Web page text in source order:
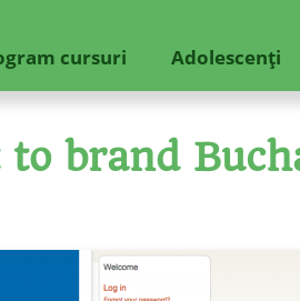
cursuri Adolescenţi
to brand